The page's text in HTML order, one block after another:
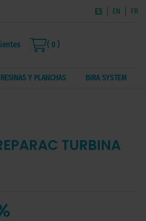
ES EN FR
( 0 )
Y PLANCHAS BIRA SYSTEM
TURBINA